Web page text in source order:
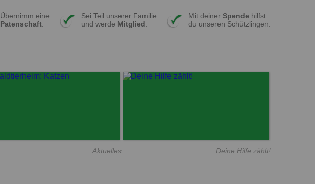
Übernimm eine
Patenschaft
Sei Teil unserer Familie
und werde Mitglied
Mit deiner Spende hilfst
du unseren Schützlingen.
Aktuelles Deine Hilfe zählt!